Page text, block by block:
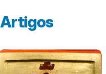
Artigos